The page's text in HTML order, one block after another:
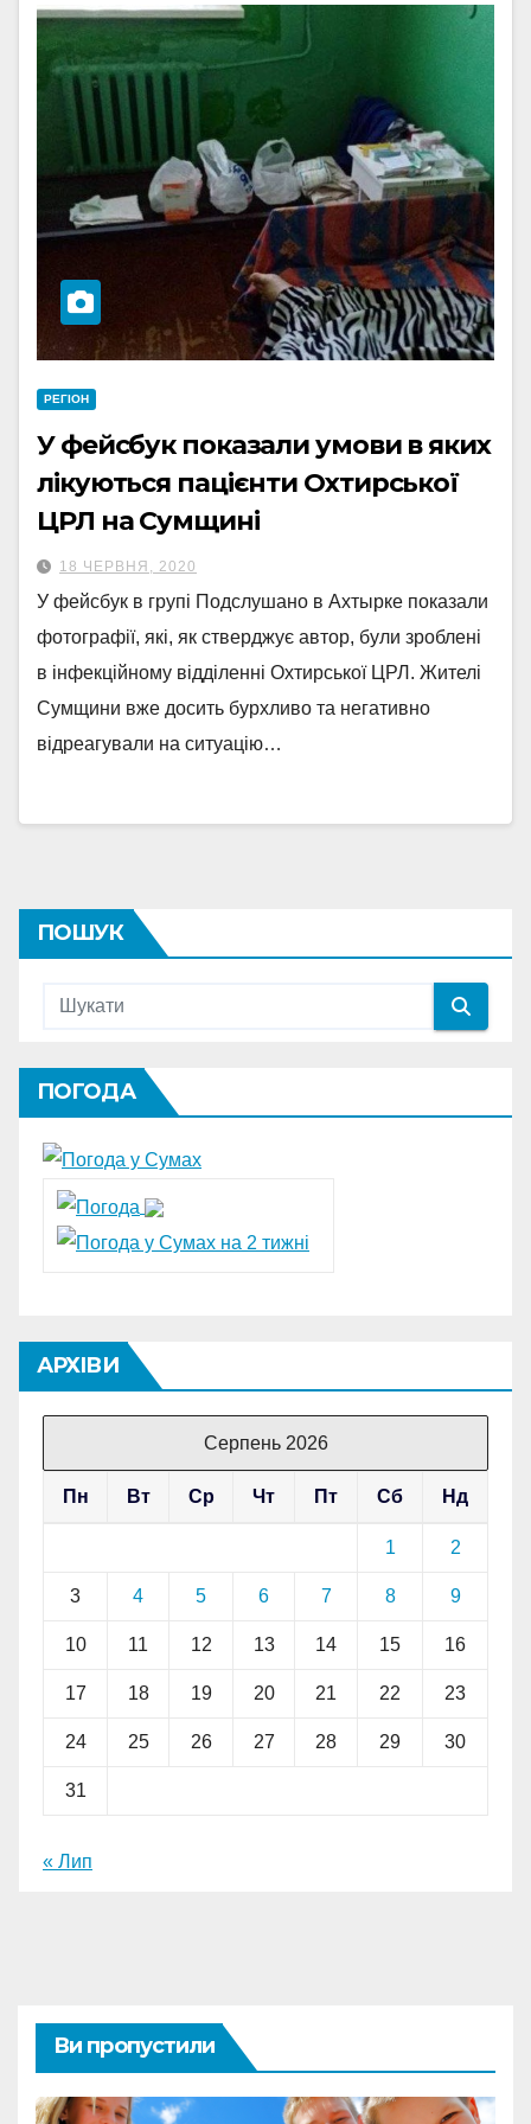
РЕГІОН
У фейсбук показали умови в яких
лікуються пацієнти Охтирської
ЦРЛ на Сумщині
18 ЧЕРВНЯ, 2020
У фейсбук в групі Подслушано в Ахтырке показали
фотографії, які, як стверджує автор, були зроблені
в інфекційному відділенні Охтирської ЦРЛ. Жителі
Сумщини вже досить бурхливо та негативно
відреагували на ситуацію…
ПОШУК
ПОГОДА
АРХІВИ
Серпень 2026
Пн Вт Ср Чт Пт Сб Нд
1 2
3 4 5 6 7 8 9
10 11 12 13 14 15 16
17 18 19 20 21 22 23
24 25 26 27 28 29 30
31
« Лип
Ви пропустили